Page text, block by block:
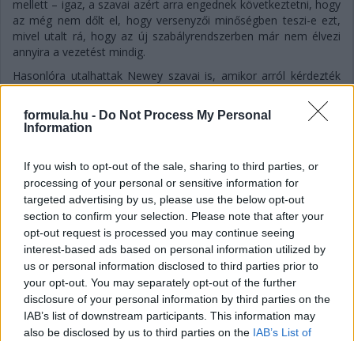
formula.hu - Do Not Process My Personal
Information
If you wish to opt-out of the sale, sharing to third parties, or
processing of your personal or sensitive information for
targeted advertising by us, please use the below opt-out
section to confirm your selection. Please note that after your
opt-out request is processed you may continue seeing
interest-based ads based on personal information utilized by
us or personal information disclosed to third parties prior to
your opt-out. You may separately opt-out of the further
disclosure of your personal information by third parties on the
IAB’s list of downstream participants. This information may
also be disclosed by us to third parties on the IAB’s List of
mellett – igaz, a szavai azért arra engednek következtetni, hogy
az még nem dőlt el, hogy versenyzői minőségben teszi-e ezt,
mivel utalt rá, hogy az új szabályrendszerben már nem élvezi
annyira a vezetést mindig.
Hasonlóra utalhattak Newey szavai is, amikor arról kérdezték
fontos számukra, hogy megtartsák Alonsót, és szerintük
sikerülni fog-e ez az istálló gyenge szereplése fényében is:
értéket jelent a csapatnak, mind a visszajelzéseivel, mind a
képességeivel. Úgyhogy természetesen fontos számunkra.
Meglehetősen biztos vagyok benne, hogy Fernando élvezi a
velünk töltött idejét, és hogy folytatni fogjuk a kapcsolatunkat”
– fogalmazott a csapatfőnök és technikai szakvezető.